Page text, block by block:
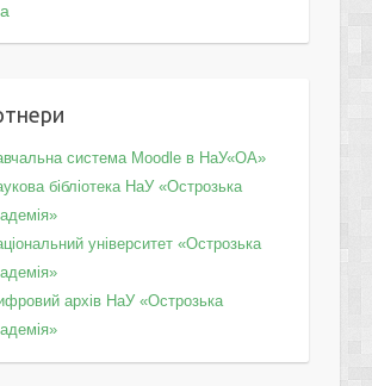
система Moodle в НаУ«ОА»
бібліотека НаУ «Острозька
університет «Острозька
архів НаУ «Острозька